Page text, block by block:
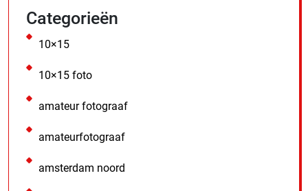
Categorieën
10×15
10×15 foto
amateur fotograaf
amateurfotograaf
amsterdam noord